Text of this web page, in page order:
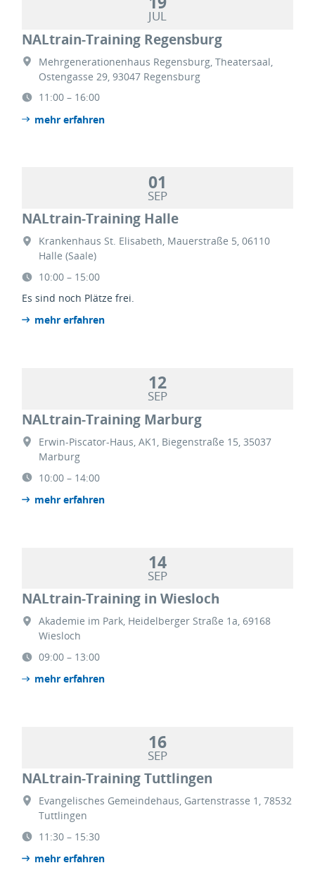
JUL
NALtrain-Training Regensburg
Mehrgenerationenhaus Regensburg, Theatersaal,
Ostengasse 29, 93047 Regensburg
11:00 – 16:00
mehr erfahren
01
SEP
NALtrain-Training Halle
Krankenhaus St. Elisabeth, Mauerstraße 5, 06110
Halle (Saale)
10:00 – 15:00
Es sind noch Plätze frei.
mehr erfahren
12
SEP
NALtrain-Training Marburg
Erwin-Piscator-Haus, AK1, Biegenstraße 15, 35037
Marburg
10:00 – 14:00
mehr erfahren
14
SEP
NALtrain-Training in Wiesloch
Akademie im Park, Heidelberger Straße 1a, 69168
Wiesloch
09:00 – 13:00
mehr erfahren
16
SEP
NALtrain-Training Tuttlingen
Evangelisches Gemeindehaus, Gartenstrasse 1, 78532
Tuttlingen
11:30 – 15:30
mehr erfahren